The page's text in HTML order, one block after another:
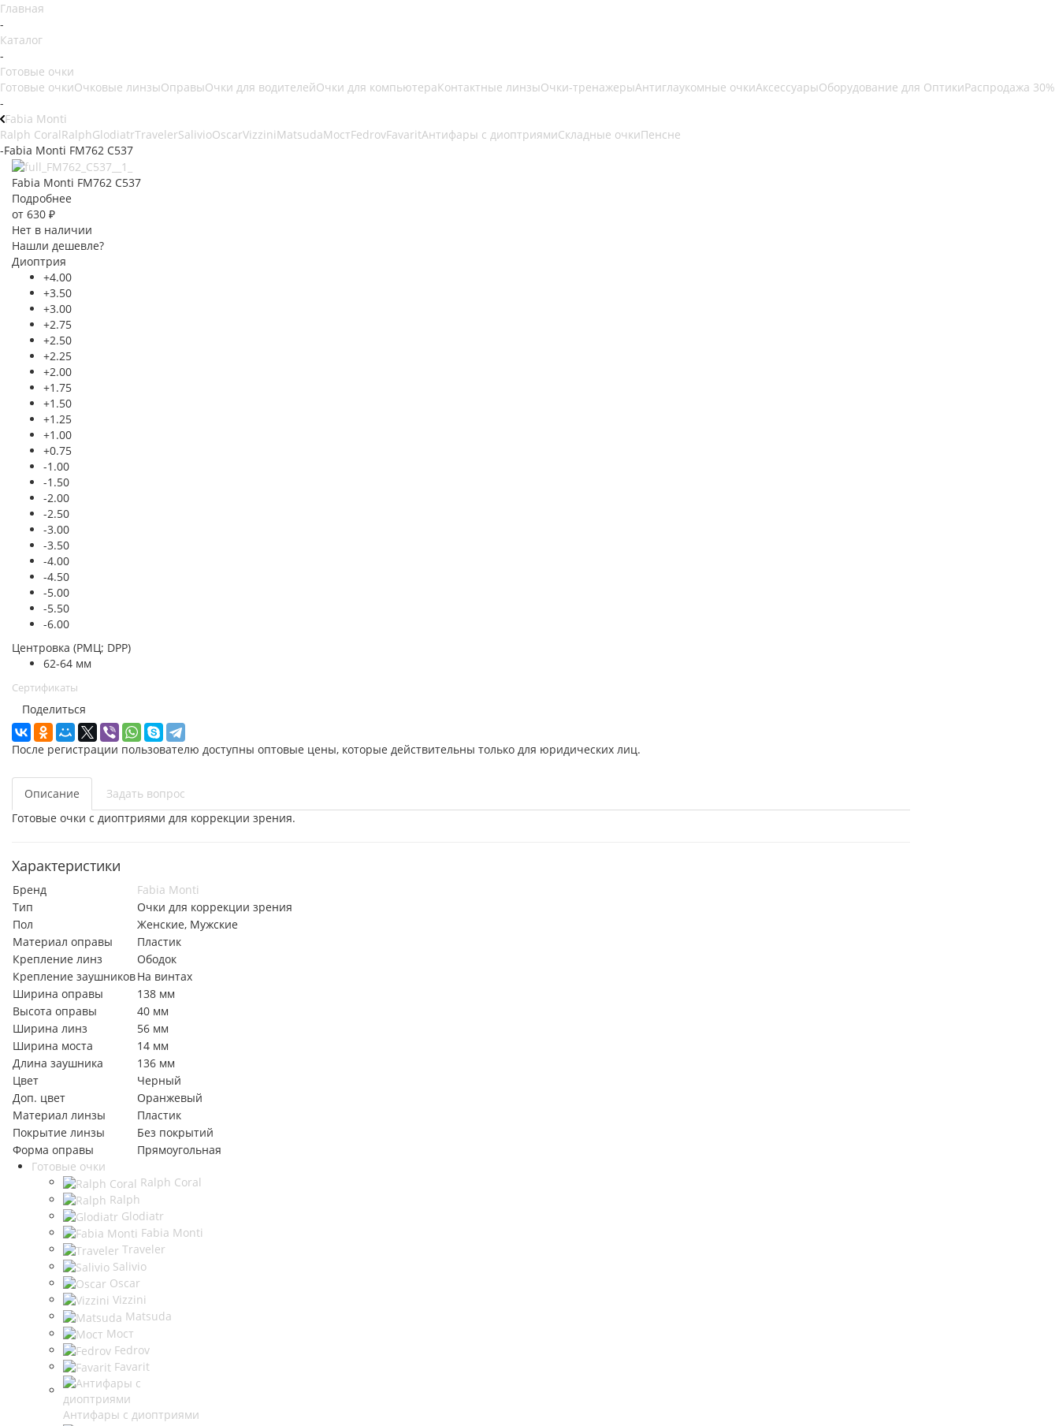
Главная
-
Каталог
-
Готовые очки
Готовые очкиОчковые линзыОправыОчки для водителейОчки для компьютераКонтактные линзыОчки-тренажерыАнтиглаукомные очкиАксессуарыОборудование для ОптикиРаспродажа 30%
-
Fabia Monti
Ralph CoralRalphGlodiatrTravelerSalivioOscarVizziniMatsudaМостFedrovFavaritАнтифары с диоптриямиСкладные очкиПенсне
-Fabia Monti FM762 C537
Fabia Monti FM762 C537
Подробнее
от 630 ₽
Нет в наличии
Нашли дешевле?
Диоптрия
+4.00
+3.50
+3.00
+2.75
+2.50
+2.25
+2.00
+1.75
+1.50
+1.25
+1.00
+0.75
-1.00
-1.50
-2.00
-2.50
-3.00
-3.50
-4.00
-4.50
-5.00
-5.50
-6.00
Центровка (РМЦ; DPP)
62-64 мм
Сертификаты
Поделиться
После регистрации пользователю доступны оптовые цены, которые действительны только для юридических лиц.
Описание
Задать вопрос
Готовые очки с диоптриями для коррекции зрения.
Характеристики
Бренд
Fabia Monti
Тип
Очки для коррекции зрения
Пол
Женские, Мужские
Материал оправы
Пластик
Крепление линз
Ободок
Крепление заушниковНа винтах
Ширина оправы
138 мм
Высота оправы
40 мм
Ширина линз
56 мм
Ширина моста
14 мм
Длина заушника
136 мм
Цвет
Черный
Доп. цвет
Оранжевый
Материал линзы
Пластик
Покрытие линзы
Без покрытий
Форма оправы
Прямоугольная
Готовые очки
Ralph Coral
Ralph
Glodiatr
Fabia Monti
Traveler
Salivio
Oscar
Vizzini
Matsuda
Мост
Fedrov
Favarit
Антифары с диоптриями